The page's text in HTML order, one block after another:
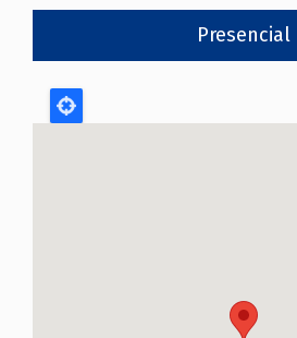
Presencial